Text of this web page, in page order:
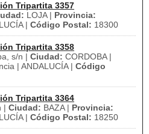
Tripartita 3357
LOJA | Provincia:
| Código Postal: 18300
Tripartita 3358
s/n | Ciudad: CORDOBA |
| ANDALUCÍA | Código
Tripartita 3364
| Ciudad: BAZA | Provincia:
| Código Postal: 18250